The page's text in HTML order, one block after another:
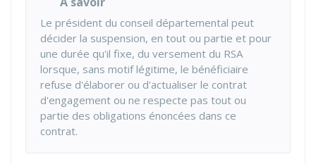
Le président du conseil départemental peut
décider la suspension, en tout ou partie et pour
une durée qu'il fixe, du versement du RSA
lorsque, sans motif légitime, le bénéficiaire
refuse d'élaborer ou d'actualiser le contrat
d'engagement ou ne respecte pas tout ou
partie des obligations énoncées dans ce
contrat.